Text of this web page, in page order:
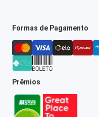
Formas de Pagamento
Prêmios